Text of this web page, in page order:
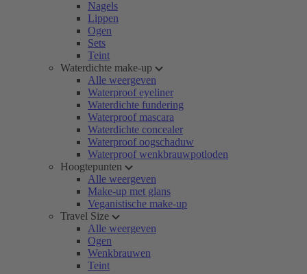
Nagels
Lippen
Ogen
Sets
Teint
Waterdichte make-up
Alle weergeven
Waterproof eyeliner
Waterdichte fundering
Waterproof mascara
Waterdichte concealer
Waterproof oogschaduw
Waterproof wenkbrauwpotloden
Hoogtepunten
Alle weergeven
Make-up met glans
Veganistische make-up
Travel Size
Alle weergeven
Ogen
Wenkbrauwen
Teint